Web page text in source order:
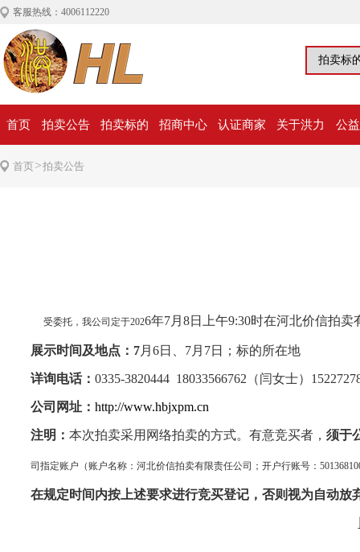
客服热线：4006112220
首页 拍卖公告 拍卖标的 招商中心 认证商家 关于洪力 公
首页>拍卖公告
受委托，我公司定于2026年7月 8日上午9:30时在河北价信拍卖
展示时间及地点： 7月 6日 7月7日；标的所在地
详询电话： 0335-3820444 18033566762 （闫女士）
公司网址： http://www.hbjxpm.cn
注明： 本次拍卖采用网络拍卖的方式。 有意竞买者， 须于
司指定账户（账户名称：河北价信拍卖有限责任公司；开户行账号：
在规定时间内按上述要求进行竞买登记，否则视为自动放